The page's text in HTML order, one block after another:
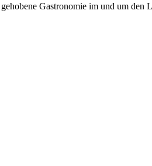
Gastronomie im und um den